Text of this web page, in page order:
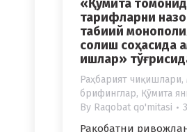
«Қўмита
тарифларни
табиий
солиш соҳасида
ишлар»
Раҳбарият
брифинглар, Қўмита
By Raqobat qo'mitasi
Рақобатни